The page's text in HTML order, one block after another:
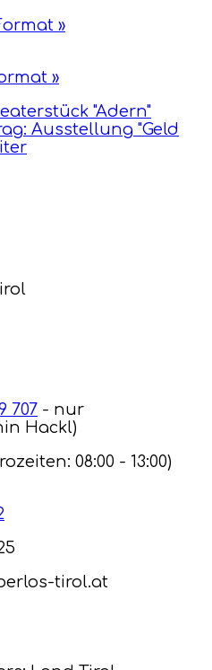
»
»
"Adern"
Ausstellung "Geld
707 - nur
Hackl)
08:00 - 13:00)
tirol.at